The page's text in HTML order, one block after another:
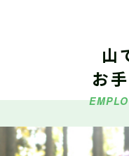
仕事ナビ
のお知ら
令和８年度「林業就業
2026.06.26
仕事ナビ
のお知
山
お